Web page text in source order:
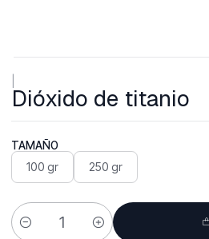
Dióxido de titanio
TAMAÑO
100 gr 250 gr
Quantity